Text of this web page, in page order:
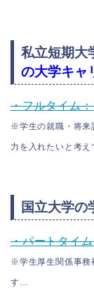
私立短期大
の大学キャ
・フルタイム
※学生の就職・将来
力を入れたいと考
国立大学の
・パートタイ
※学生厚生関係事務
す…